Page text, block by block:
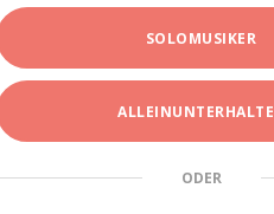
SOLOMUSIKER
ODER